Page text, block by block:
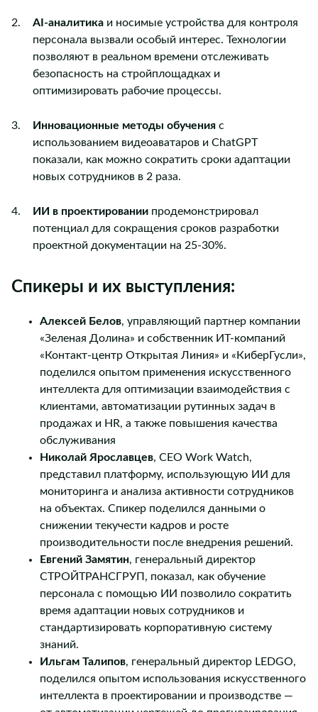
AI-аналитика и носимые устройства для контроля
персонала вызвали особый интерес. Технологии
позволяют в реальном времени отслеживать
безопасность на стройплощадках и
оптимизировать рабочие процессы.
Инновационные методы обучения с
использованием видеоаватаров и ChatGPT
показали, как можно сократить сроки адаптации
новых сотрудников в 2 раза.
ИИ в проектировании продемонстрировал
потенциал для сокращения сроков разработки
проектной документации на 25-30%.
Спикеры и их выступления:
Алексей Белов, управляющий партнер компании
«Зеленая Долина» и собственник ИТ-компаний
«Контакт-центр Открытая Линия» и «КиберГусли»,
поделился опытом применения искусственного
интеллекта для оптимизации взаимодействия с
клиентами, автоматизации рутинных задач в
продажах и HR, а также повышения качества
обслуживания
Николай Ярославцев, CEO Work Watch,
представил платформу, использующую ИИ для
мониторинга и анализа активности сотрудников
на объектах. Спикер поделился данными о
снижении текучести кадров и росте
производительности после внедрения решений.
Евгений Замятин, генеральный директор
СТРОЙТРАНСГРУП, показал, как обучение
персонала с помощью ИИ позволило сократить
время адаптации новых сотрудников и
стандартизировать корпоративную систему
знаний.
Ильгам Талипов, генеральный директор LEDGO,
поделился опытом использования искусственного
интеллекта в проектировании и производстве —